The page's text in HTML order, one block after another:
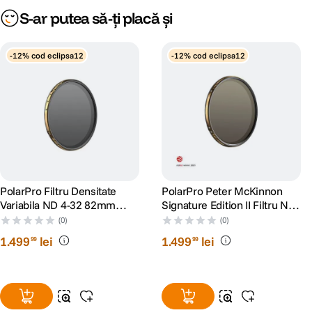
S-ar putea să-ți placă și
-12% cod eclipsa12
PolarPro Filtru Densitate
Variabila ND 4-32 82mm
Black Mist Peter McKinnon
Signature Edition II
(0)
1.49999 lei
-12% cod eclipsa12
PolarPro Peter McKinnon
Signature Edition II Filtru ND
Densitate Variabila ND 0.6-
1.5 95mm
(0)
1.49999 lei